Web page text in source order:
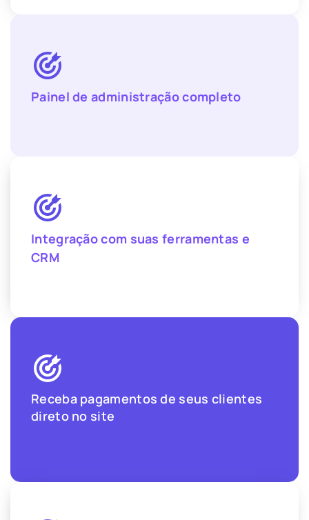
Integração com suas ferramentas e
CRM
Painel de administração completo
Receba pagamentos de seus clientes
direto no site